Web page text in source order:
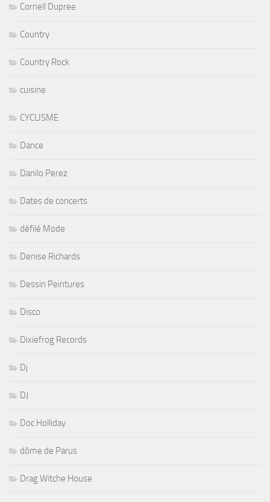
Cornell Dupree
Country
Country Rock
cuisine
CYCLISME
Dance
Danilo Perez
Dates de concerts
défilé Mode
Denise Richards
Dessin Peintures
Disco
Dixiefrog Records
Dj
DJ
Doc Holliday
dôme de Parus
Drag Witche House